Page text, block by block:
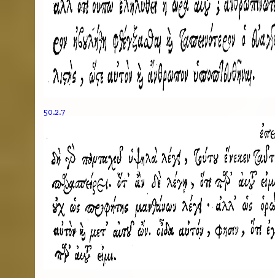
50.2.7